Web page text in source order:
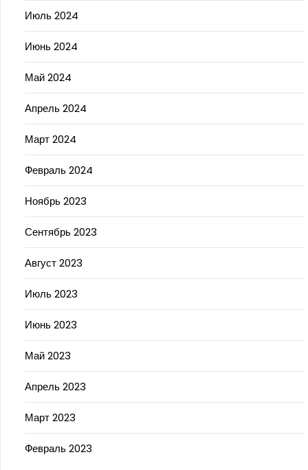
Июль 2024
Июнь 2024
Май 2024
Апрель 2024
Март 2024
Февраль 2024
Ноябрь 2023
Сентябрь 2023
Август 2023
Июль 2023
Июнь 2023
Май 2023
Апрель 2023
Март 2023
Февраль 2023